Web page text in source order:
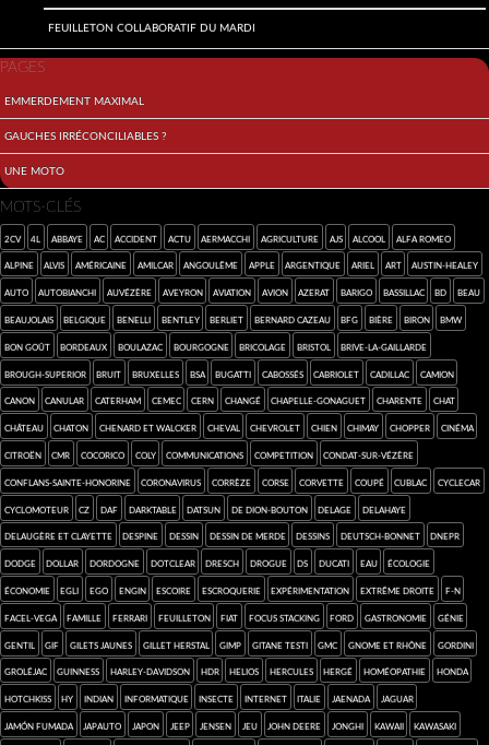
Feuilleton collaboratif du mardi
PAGES
Emmerdement maximal
Gauches irréconciliables ?
Une moto
MOTS-CLÉS
2cv 4L abbaye AC accident Actu Aermacchi agriculture AJS alcool Alfa Romeo
Alpine Alvis américaine Amilcar Angoulême Apple argentique Ariel art Austin-Healey
auto Autobianchi Auvézère Aveyron aviation avion Azerat Barigo Bassillac BD beau
Beaujolais Belgique Benelli Bentley Berliet Bernard Cazeau BFG bière Biron BMW
bon goût Bordeaux Boulazac Bourgogne bricolage Bristol Brive-la-Gaillarde
Brough-Superior bruit Bruxelles BSA Bugatti Cabossés cabriolet Cadillac camion
Canon canular Caterham CEMEC Cern Changé Chapelle-Gonaguet Charente chat
château chaton Chenard et Walcker cheval Chevrolet chien Chimay chopper cinéma
Citroën CMR cocorico Coly communications competition Condat-sur-Vézère
Conflans-sainte-Honorine coronavirus Corrèze Corse Corvette coupé Cublac cyclecar
cyclomoteur CZ Daf darktable Datsun de Dion-Bouton Delage Delahaye
Delaugère et Clayette Despine dessin dessin de merde dessins Deutsch-Bonnet Dnepr
Dodge Dollar Dordogne dotclear Dresch drogue DS Ducati eau écologie
économie Egli Ego engin Escoire escroquerie expérimentation extrême droite F-N
Facel-Vega famille Ferrari feuilleton FIAT focus stacking Ford Gastronomie génie
gentil gif Gilets jaunes Gillet Herstal GIMP Gitane Testi GMC Gnome et Rhône Gordini
Groléjac Guinness Harley-Davidson HDR Helios Hercules Hergé homéopathie Honda
Hotchkiss HY Indian informatique insecte Internet Italie Jaenada Jaguar
jamón fumada Japauto Japon Jeep Jensen jeu John Deere Jonghi kawaii Kawasaki